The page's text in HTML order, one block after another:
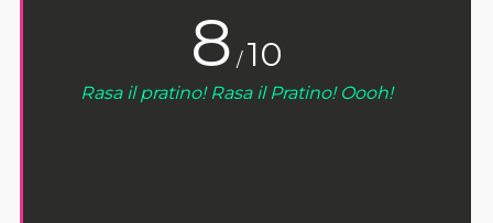
8 / 10
Rasa il pratino! Rasa il Pratino! Oooh!